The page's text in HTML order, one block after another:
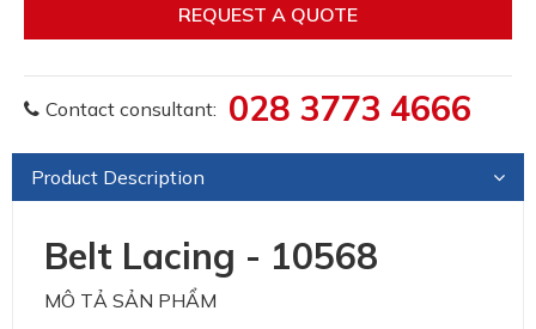
REQUEST A QUOTE
Contact consultant: 028 3773 4666
Product Description
Belt Lacing - 10568
MÔ TẢ SẢN PHẨM